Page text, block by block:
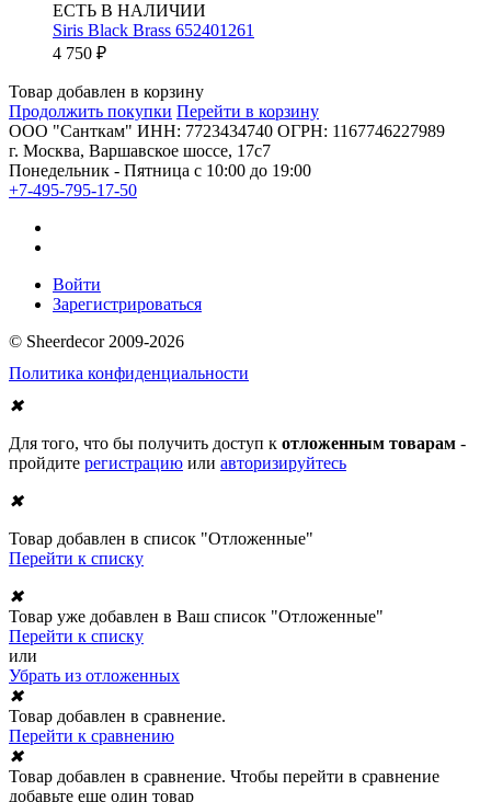
ЕСТЬ В НАЛИЧИИ
Siris Black Brass 652401261
4 750 ₽
Товар добавлен в корзину
Продолжить покупки Перейти в корзину
ООО "Санткам" ИНН: 7723434740 ОГРН: 1167746227989
г. Москва, Варшавское шоссе, 17с7
Понедельник - Пятница с 10:00 до 19:00
+7-495-795-17-50
Войти
Зарегистрироваться
© Sheerdecor 2009-2026
Политика конфиденциальности
✖
Для того, что бы получить доступ к отложенным товарам -
пройдите регистрацию или авторизируйтесь
✖
Товар добавлен в список "Отложенные"
Перейти к списку
✖
Товар уже добавлен в Ваш список "Отложенные"
Перейти к списку
или
Убрать из отложенных
✖
Товар добавлен в сравнение.
Перейти к сравнению
✖
Товар добавлен в сравнение. Чтобы перейти в сравнение
добавьте еще один товар